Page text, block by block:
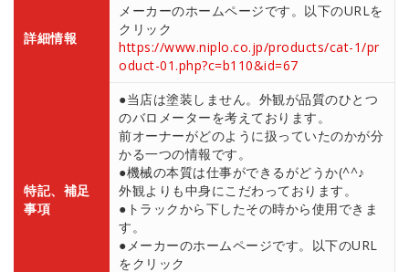
詳細情報
メーカーのホームページです。以下のURLを
クリック
https://www.niplo.co.jp/products/cat-1/pr
oduct-01.php?c=b110&id=67
特記、補足
事項
●当店は塗装しません。外観が品質のひとつ
のバロメーターを考えております。
前オーナーがどのように扱っていたのかが分
かる一つの情報です。
●機械の本質は仕事ができるがどうか(^^♪
外観よりも中身にこだわっております。
●トラックから下したその時から使用できま
す。
●メーカーのホームページです。以下のURL
をクリック